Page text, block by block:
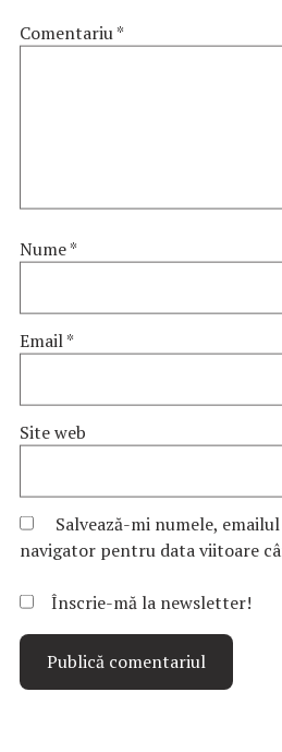
Comentariu*
Nume*
Email*
Site web
Salvează-mi numele,
navigator pentru data viitoare
Înscrie-mă la newsletter!